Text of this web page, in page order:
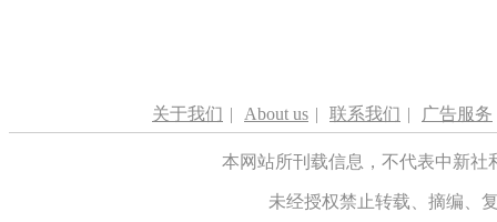
关于我们 | About us | 联系我们 | 广告服务
本网站所刊载信息，不代表中新
未经授权禁止转载、摘编、